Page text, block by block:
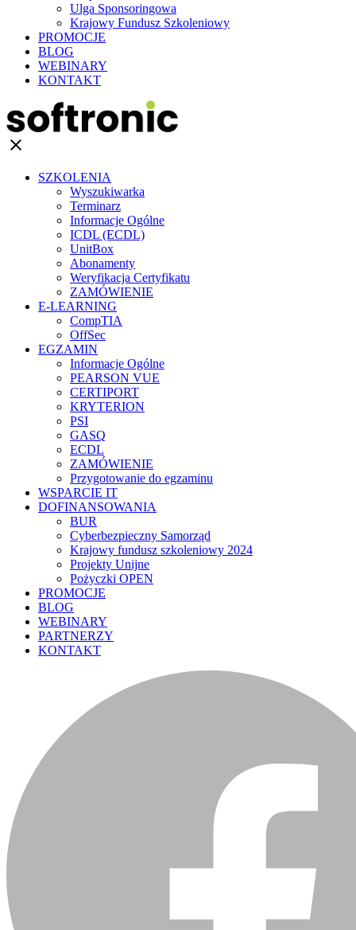
Ulga Sponsoringowa
Krajowy Fundusz Szkoleniowy
PROMOCJE
BLOG
WEBINARY
KONTAKT
clear
SZKOLENIA
Wyszukiwarka
Terminarz
Informacje Ogólne
ICDL (ECDL)
UnitBox
Abonamenty
Weryfikacja Certyfikatu
ZAMÓWIENIE
E-LEARNING
CompTIA
OffSec
EGZAMIN
Informacje Ogólne
PEARSON VUE
CERTIPORT
KRYTERION
PSI
GASQ
ECDL
ZAMÓWIENIE
Przygotowanie do egzaminu
WSPARCIE IT
DOFINANSOWANIA
BUR
Cyberbezpieczny Samorząd
Krajowy fundusz szkoleniowy 2024
Projekty Unijne
Pożyczki OPEN
PROMOCJE
BLOG
WEBINARY
PARTNERZY
KONTAKT